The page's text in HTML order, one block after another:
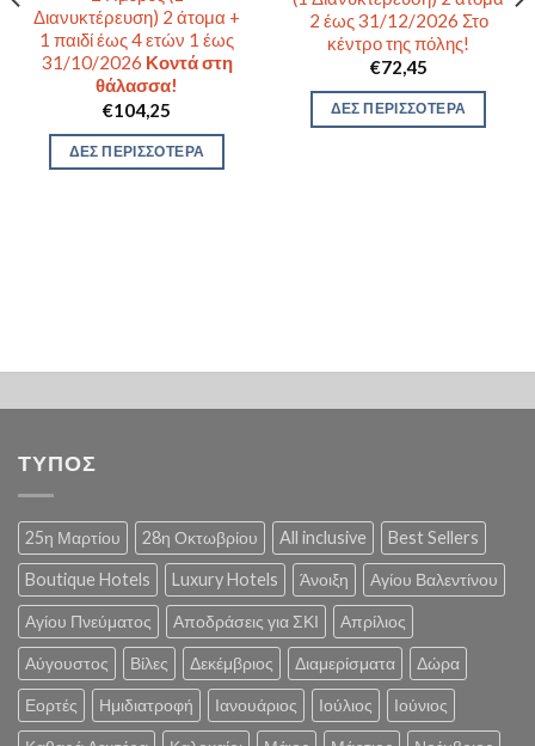
Διανυκτέρευση) 2 άτομα +
1 παιδί έως 4 ετών 1 έως
31/10/2026 Κοντά στη
θάλασσα!
€104,25
ΔΕΣ ΠΕΡΙΣΣΟΤΕΡΑ
2 έως 31/12/2026 Στο
κέντρο της πόλης!
€72,45
ΔΕΣ ΠΕΡΙΣΣΟΤΕΡΑ
ΤΥΠΟΣ
25η Μαρτίου 28η Οκτωβρίου All inclusive Best Sellers
Boutique Hotels Luxury Hotels Άνοιξη Αγίου Βαλεντίνου
Αγίου Πνεύματος Αποδράσεις για ΣΚΙ Απρίλιος
Αύγουστος Βίλες Δεκέμβριος Διαμερίσματα Δώρα
Εορτές Ημιδιατροφή Ιανουάριος Ιούλιος Ιούνιος